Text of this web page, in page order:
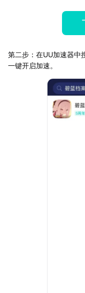
第二步：在UU加速器中
一键开启加速。